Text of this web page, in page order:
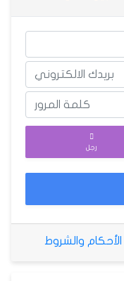
رجل
الأحكام والشروط